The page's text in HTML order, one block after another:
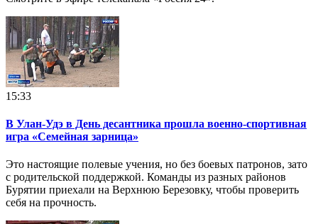
15:33
В Улан-Удэ в День десантника прошла военно-спортивная
игра «Семейная зарница»
Это настоящие полевые учения, но без боевых патронов, зато
с родительской поддержкой. Команды из разных районов
Бурятии приехали на Верхнюю Березовку, чтобы проверить
себя на прочность.